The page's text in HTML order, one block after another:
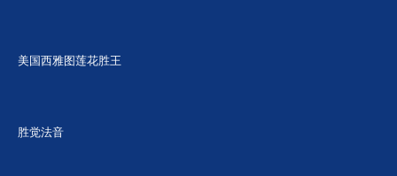
美国西雅图莲花胜王
胜觉法音